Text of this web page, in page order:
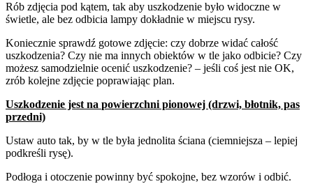
Rób zdjęcia pod kątem, tak aby uszkodzenie było widoczne w
świetle, ale bez odbicia lampy dokładnie w miejscu rysy.
Koniecznie sprawdź gotowe zdjęcie: czy dobrze widać całość
uszkodzenia? Czy nie ma innych obiektów w tle jako odbicie? Czy
możesz samodzielnie ocenić uszkodzenie? – jeśli coś jest nie OK,
zrób kolejne zdjęcie poprawiając plan.
Uszkodzenie jest na powierzchni pionowej (drzwi, błotnik, pas
przedni)
Ustaw auto tak, by w tle była jednolita ściana (ciemniejsza – lepiej
podkreśli rysę).
Podłoga i otoczenie powinny być spokojne, bez wzorów i odbić.